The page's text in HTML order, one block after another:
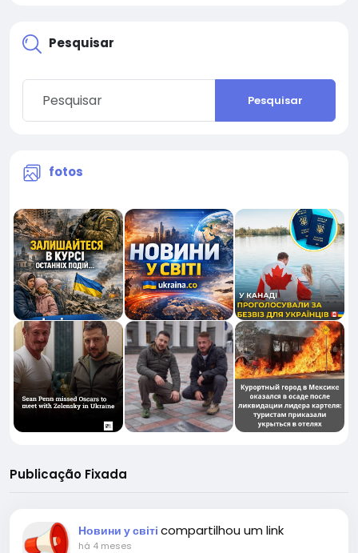
Pesquisar
Pesquisar
fotos
Publicação Fixada
Новини у світі compartilhou um link
há 4 meses